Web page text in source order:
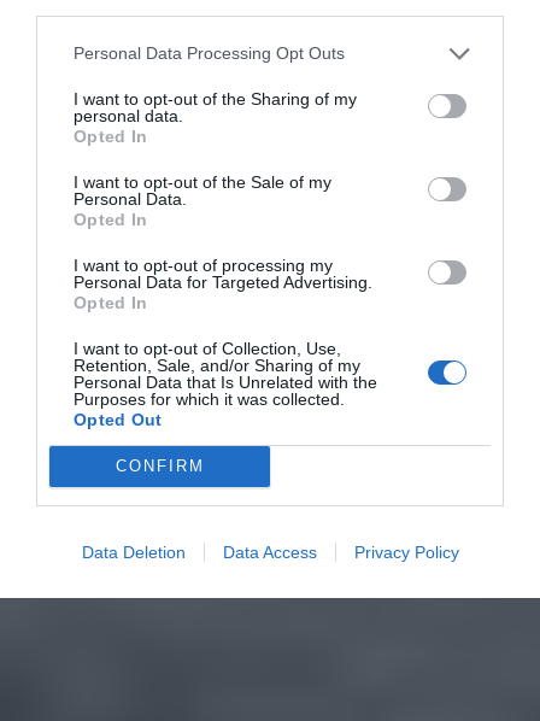
Personal Data Processing Opt Outs
I want to opt-out of the Sharing of my
personal data.
Opted In
I want to opt-out of the Sale of my
Personal Data.
Opted In
I want to opt-out of processing my
Personal Data for Targeted Advertising.
Opted In
I want to opt-out of Collection, Use,
Retention, Sale, and/or Sharing of my
Personal Data that Is Unrelated with the
Purposes for which it was collected.
Opted Out
CONFIRM
Data Deletion Data Access Privacy Policy